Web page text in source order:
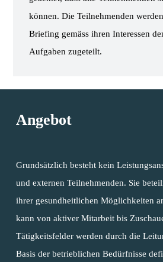
können. Die Teilnehmenden
Briefing gemäss ihren Interessen
Aufgaben zugeteilt.
Angebot
Grundsätzlich besteht kein
und externen Teilnehmenden. Sie
ihrer gesundheitlichen Möglichkeiten
kann von aktiver Mitarbeit bis
Tätigkeitsfelder werden durch die
Basis der betrieblichen Bedürfnisse